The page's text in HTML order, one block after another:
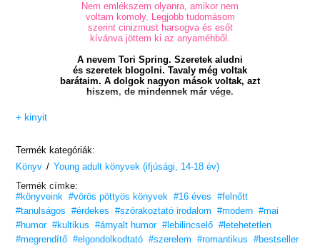
Nem emlékszem olyanra, amikor nem
voltam komoly. Legjobb tudomásom
szerint cinizmust harsogva és esőt
kívánva jöttem ki az anyaméhből.
A nevem Tori Spring. Szeretek aludni
és szeretek blogolni. Tavaly még voltak
barátaim. A dolgok nagyon mások voltak, azt
hiszem, de mindennek már vége.
érdekel Michael Holden. Tényleg nem.
Szereted Charlie nővérét a
Gyere, és ismerd meg, mi rejlik a hirtelen
felbukkanó, mindig cukormentes
limonádét iszogató lány fejében!
+ kinyit
Termék kategóriák:
Könyv / Young adult könyvek (ifjúsági, 14-18 év)
Termék címke:
#könyveink #vörös pöttyös könyvek #16 éves
#felnőtt
#tanulságos
#érdekes #szórakoztató irodalom #modern #mai
#humor #kultikus #árnyalt humor #lebilincselő #letehetetlen
#megrendítő #elgondolkodtató #szerelem #romantikus
#bestseller